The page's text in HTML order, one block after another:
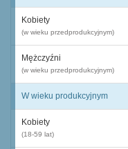
Kobiety
(w wieku przedprodukcyjnym)
Mężczyźni
(w wieku przedprodukcyjnym)
W wieku produkcyjnym
Kobiety
(18-59 lat)